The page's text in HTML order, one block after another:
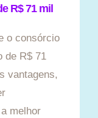
R$ 71 mil
o consórcio
de R$ 71
vantagens,
melhor